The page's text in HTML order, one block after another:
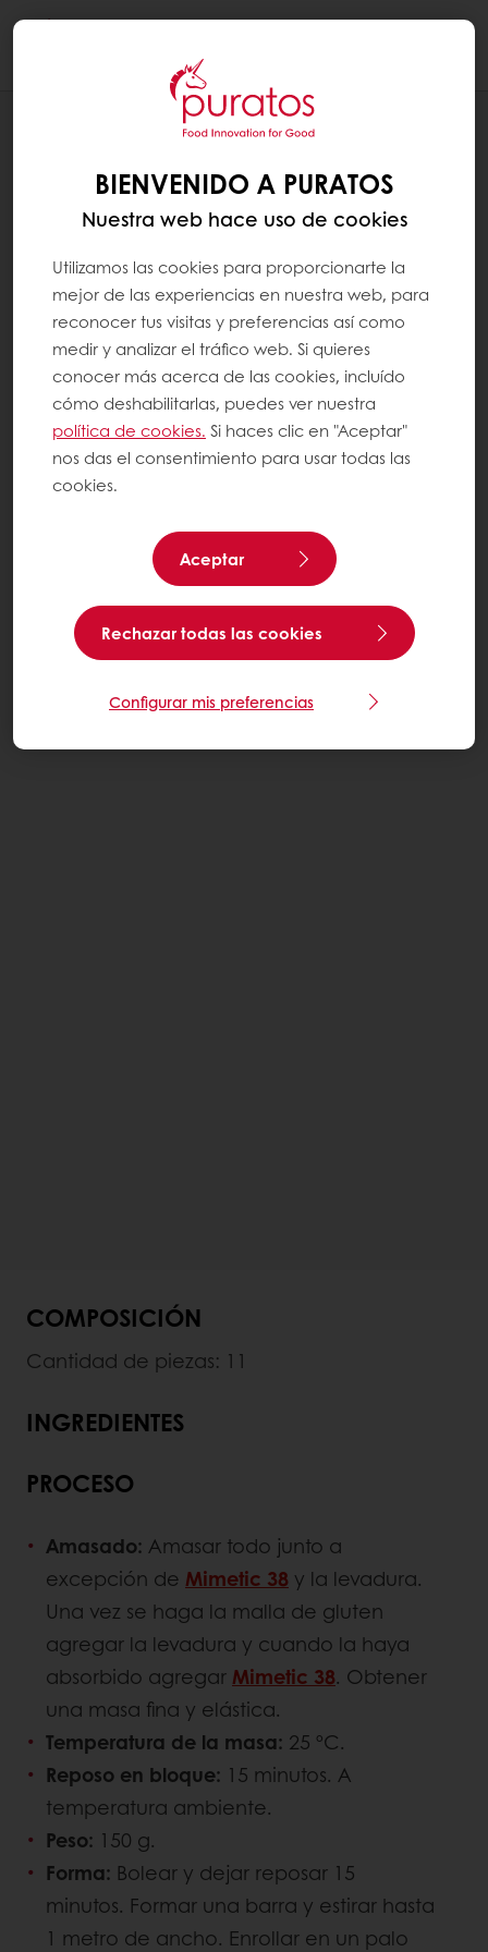
RECETAS
COMPOSICIÓN
Cantidad de piezas: 11
INGREDIENTES
PROCESO
Amasado: Amasar todo junto a
excepción de Mimetic 38 y la levadura.
Una vez se haga la malla de gluten
agregar la levadura y cuando la haya
absorbido agregar Mimetic 38. Obtener
una masa fina y elástica.
Temperatura de la masa: 25 ºC.
Reposo en bloque: 15 minutos. A
temperatura ambiente.
Peso: 150 g.
Forma: Bolear y dejar reposar 15
minutos. Formar una barra y estirar hasta
1 metro de ancho. Enrollar en un palo
BIENVENIDO A PURATOS
Nuestra web hace uso de cookies
Utilizamos las cookies para proporcionarte la
mejor de las experiencias en nuestra web, para
reconocer tus visitas y preferencias así como
medir y analizar el tráfico web. Si quieres
conocer más acerca de las cookies, incluído
cómo deshabilitarlas, puedes ver nuestra
política de cookies. Si haces clic en "Aceptar"
nos das el consentimiento para usar todas las
cookies.
Aceptar
Rechazar todas las cookies
Configurar mis preferencias